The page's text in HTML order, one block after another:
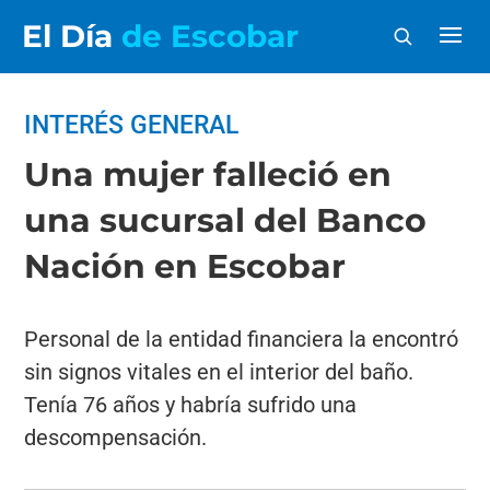
El Día de Escobar
INTERÉS GENERAL
Una mujer falleció en
una sucursal del Banco
Nación en Escobar
Personal de la entidad financiera la encontró
sin signos vitales en el interior del baño.
Tenía 76 años y habría sufrido una
descompensación.